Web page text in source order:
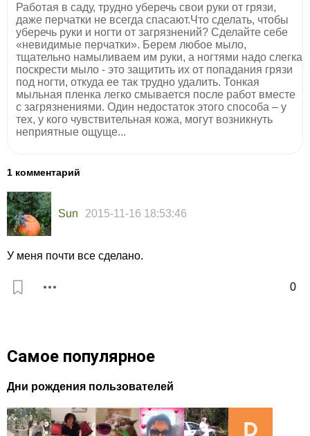
Работая в саду, трудно уберечь свои руки от грязи,
даже перчатки не всегда спасают.Что сделать, чтобы
уберечь руки и ногти от загрязнений? Сделайте себе
«невидимые перчатки». Берем любое мыло,
тщательно намыливаем им руки, а ногтями надо слегка
поскрести мыло - это защитить их от попадания грязи
под ногти, откуда ее так трудно удалить. Тонкая
мыльная пленка легко смывается после работ вместе
с загрязнениями. Один недостаток этого способа – у
тех, у кого чувствительная кожа, могут возникнуть
неприятные ощуще...
1 комментарий
Sun 2015-11-16 18:53:46
0
У меня почти все сделано.
Самое популярное
Дни рождения пользователей